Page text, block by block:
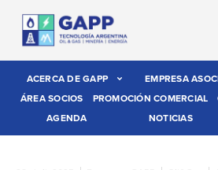
ACERCA DE GAPP EMPRESA
ÁREA SOCIOS
PROMOCIÓN COMERCIAL
AGENDA
NOTICIAS